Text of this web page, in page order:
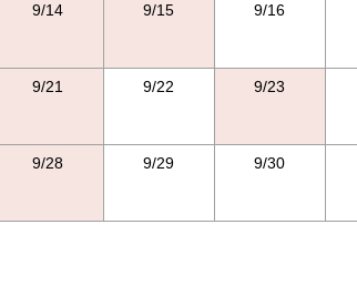
9/14 9/15 9/16
9/21 9/22 9/23
9/28 9/29 9/30